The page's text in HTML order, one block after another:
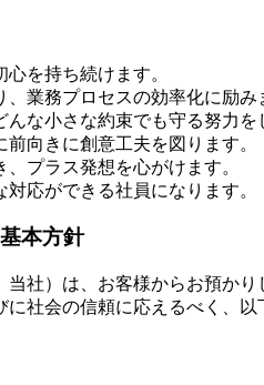
心を持ち続けます。
、業務プロセスの効率化に励み
んな小さな約束でも守る努力を
前向きに創意工夫を図ります。
、プラス発想を心がけます。
対応ができる社員になります。
本方針
当社）は、お客様からお預か
に社会の信頼に応えるべく、